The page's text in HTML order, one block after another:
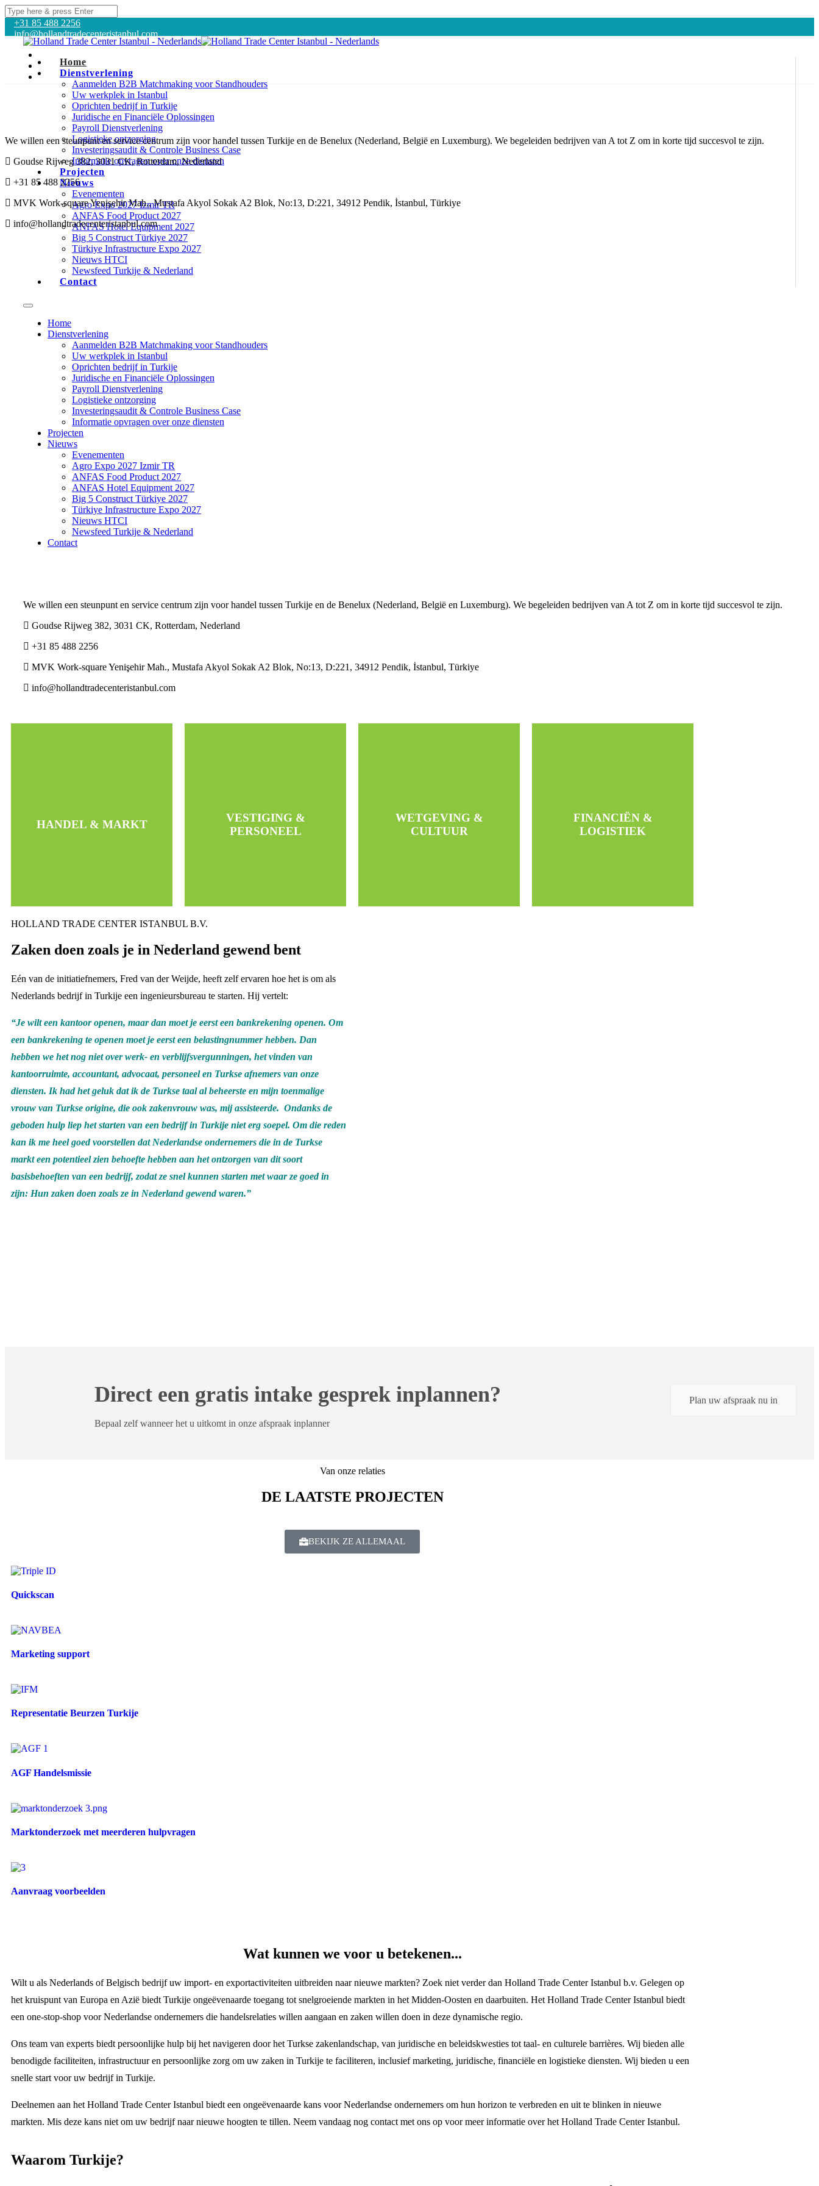
+31 85 488 2256
info@hollandtradecenteristanbul.com
Home
Dienstverlening
Aanmelden B2B Matchmaking voor Standhouders
Uw werkplek in Istanbul
Oprichten bedrijf in Turkije
Juridische en Financiële Oplossingen
Payroll Dienstverlening
Logistieke ontzorging
Investeringsaudit & Controle Business Case
Informatie opvragen over onze diensten
Projecten
Nieuws
Evenementen
Agro Expo 2027 Izmir TR
ANFAS Food Product 2027
ANFAS Hotel Equipment 2027
Big 5 Construct Türkiye 2027
Türkiye Infrastructure Expo 2027
Nieuws HTCI
Newsfeed Turkije & Nederland
Contact
Home
Dienstverlening
Aanmelden B2B Matchmaking voor Standhouders
Uw werkplek in Istanbul
Oprichten bedrijf in Turkije
Juridische en Financiële Oplossingen
Payroll Dienstverlening
Logistieke ontzorging
Investeringsaudit & Controle Business Case
Informatie opvragen over onze diensten
Projecten
Nieuws
Evenementen
Agro Expo 2027 Izmir TR
ANFAS Food Product 2027
ANFAS Hotel Equipment 2027
Big 5 Construct Türkiye 2027
Türkiye Infrastructure Expo 2027
Nieuws HTCI
Newsfeed Turkije & Nederland
Contact
We willen een steunpunt en service centrum zijn voor handel tussen Turkije en de Benelux (Nederland, België en Luxemburg). We begeleiden bedrijven van A tot Z om in korte tijd succesvol te zijn.
Goudse Rijweg 382, 3031 CK, Rotterdam, Nederland
+31 85 488 2256
MVK Work-square Yenişehir Mah., Mustafa Akyol Sokak A2 Blok, No:13, D:221, 34912 Pendik, İstanbul, Türkiye
info@hollandtradecenteristanbul.com
We willen een steunpunt en service centrum zijn voor handel tussen Turkije en de Benelux (Nederland, België en Luxemburg). We begeleiden bedrijven van A tot Z om in korte tijd succesvol te zijn.
Goudse Rijweg 382, 3031 CK, Rotterdam, Nederland
+31 85 488 2256
MVK Work-square Yenişehir Mah., Mustafa Akyol Sokak A2 Blok, No:13, D:221, 34912 Pendik, İstanbul, Türkiye
info@hollandtradecenteristanbul.com
HANDEL & MARKT
Van A tot Z begeleiding
VESTIGING &
PERSONEEL
Werving personeel
Payroll services
WETGEVING &
CULTUUR
Netwerk opbouwen
Helpdesk
Taalcursussen
FINANCIËN &
LOGISTIEK
Accounting
Logistiek
HOLLAND TRADE CENTER ISTANBUL B.V.
Zaken doen zoals je in Nederland gewend bent
Eén van de initiatiefnemers, Fred van der Weijde, heeft zelf ervaren hoe het is om als
Nederlands bedrijf in Turkije een ingenieursbureau te starten. Hij vertelt:
“Je wilt een kantoor openen, maar dan moet je eerst een bankrekening openen. Om
een bankrekening te openen moet je eerst een belastingnummer hebben. Dan
hebben we het nog niet over werk- en verblijfsvergunningen, het vinden van
kantoorruimte, accountant, advocaat, personeel en Turkse afnemers van onze
diensten. Ik had het geluk dat ik de Turkse taal al beheerste en mijn toenmalige
vrouw van Turkse origine, die ook zakenvrouw was, mij assisteerde. Ondanks de
geboden hulp liep het starten van een bedrijf in Turkije niet erg soepel. Om die reden
kan ik me heel goed voorstellen dat Nederlandse ondernemers die in de Turkse
markt een potentieel zien behoefte hebben aan het ontzorgen van dit soort
basisbehoeften van een bedrijf, zodat ze snel kunnen starten met waar ze goed in
zijn: Hun zaken doen zoals ze in Nederland gewend waren.”
Direct een gratis intake gesprek inplannen?
Bepaal zelf wanneer het u uitkomt in onze afspraak inplanner
Plan uw afspraak nu in
Van onze relaties
DE LAATSTE PROJECTEN
BEKIJK ZE ALLEMAAL
View portfolio: Quickscan
Quickscan
View portfolio: Marketing support
Marketing support
View portfolio: Representatie Beurzen Turkije
Representatie Beurzen Turkije
View portfolio: AGF Handelsmissie
AGF Handelsmissie
View portfolio: Marktonderzoek met meerderen hulpvragen
Marktonderzoek met meerderen hulpvragen
View portfolio: Aanvraag voorbeelden
Aanvraag voorbeelden
Wat kunnen we voor u betekenen...
Wilt u als Nederlands of Belgisch bedrijf uw import- en exportactiviteiten uitbreiden naar nieuwe markten? Zoek niet verder dan Holland Trade Center Istanbul b.v. Gelegen op
het kruispunt van Europa en Azië biedt Turkije ongeëvenaarde toegang tot snelgroeiende markten in het Midden-Oosten en daarbuiten. Het Holland Trade Center Istanbul biedt
een one-stop-shop voor Nederlandse ondernemers die handelsrelaties willen aangaan en zaken willen doen in deze dynamische regio.
Ons team van experts biedt persoonlijke hulp bij het navigeren door het Turkse zakenlandschap, van juridische en beleidskwesties tot taal- en culturele barrières. Wij bieden alle
benodigde faciliteiten, infrastructuur en persoonlijke zorg om uw zaken in Turkije te faciliteren, inclusief marketing, juridische, financiële en logistieke diensten. Wij bieden u een
snelle start voor uw bedrijf in Turkije.
Deelnemen aan het Holland Trade Center Istanbul biedt een ongeëvenaarde kans voor Nederlandse ondernemers om hun horizon te verbreden en uit te blinken in nieuwe
markten. Mis deze kans niet om uw bedrijf naar nieuwe hoogten te tillen. Neem vandaag nog contact met ons op voor meer informatie over het Holland Trade Center Istanbul.
Waarom Turkije?